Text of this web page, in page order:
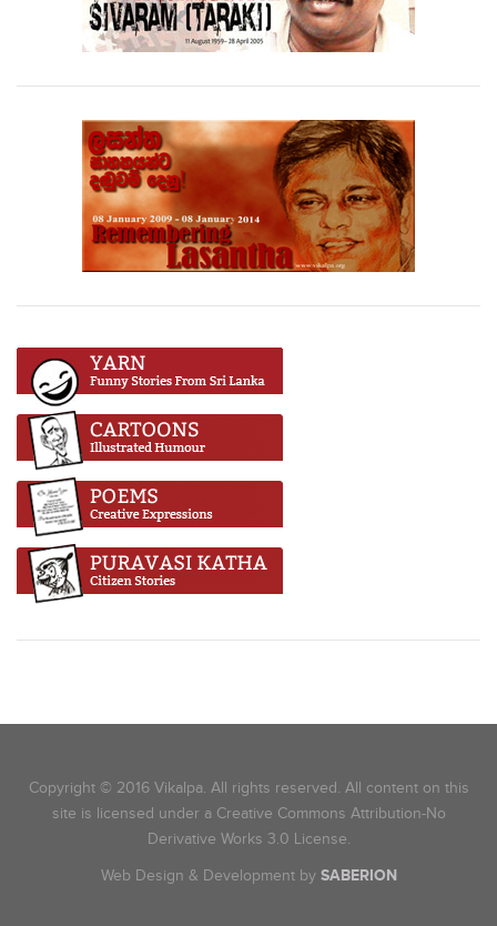
Copyright © 2016 Vikalpa. All rights reserved. All content on this
site is licensed under a Creative Commons Attribution-No
Derivative Works 3.0 License.
Web Design & Development by SABERION